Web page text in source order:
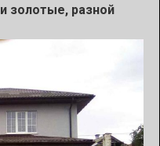
золотые, разной